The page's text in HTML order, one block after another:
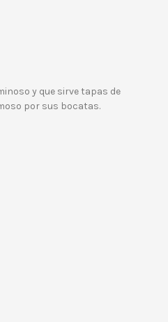
y que sirve tapas de
por sus bocatas.